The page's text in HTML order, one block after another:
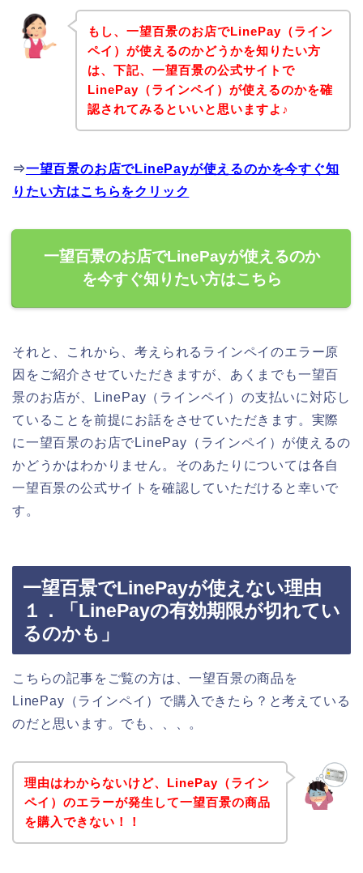
もし、一望百景のお店でLinePay（ライン
ペイ）が使えるのかどうかを知りたい方
は、下記、一望百景の公式サイトで
LinePay（ラインペイ）が使えるのかを確
認されてみるといいと思いますよ♪
⇒一望百景のお店でLinePayが使えるのかを今すぐ知
りたい方はこちらをクリック
一望百景のお店でLinePayが使えるのか
を今すぐ知りたい方はこちら
それと、これから、考えられるラインペイのエラー原
因をご紹介させていただきますが、あくまでも一望百
景のお店が、LinePay（ラインペイ）の支払いに対応し
ていることを前提にお話をさせていただきます。実際
に一望百景のお店でLinePay（ラインペイ）が使えるの
かどうかはわかりません。そのあたりについては各自
一望百景の公式サイトを確認していただけると幸いで
す。
一望百景でLinePayが使えない理由
１．「LinePayの有効期限が切れてい
るのかも」
こちらの記事をご覧の方は、一望百景の商品を
LinePay（ラインペイ）で購入できたら？と考えている
のだと思います。でも、、、。
理由はわからないけど、LinePay（ライン
ペイ）のエラーが発生して一望百景の商品
を購入できない！！